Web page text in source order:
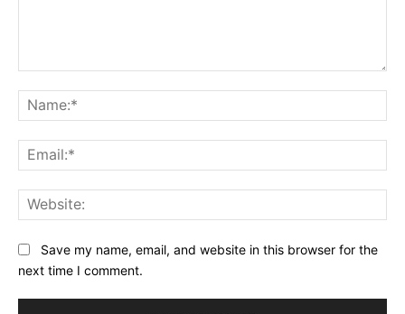
Save my name, email, and website in this browser for the
next time I comment.